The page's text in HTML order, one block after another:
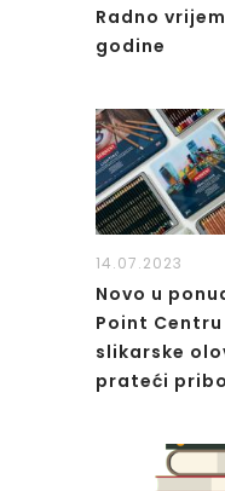
Radno
godine
14.07.2023
Novo u
Point Centru
slikarske
prateći